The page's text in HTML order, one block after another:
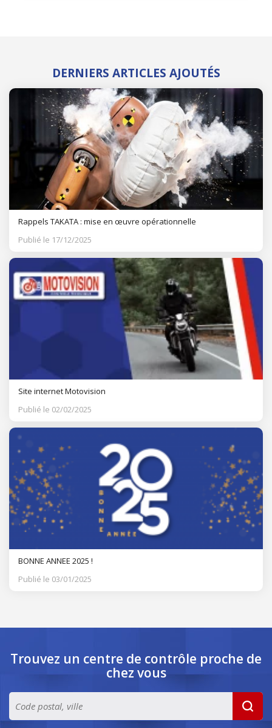
DERNIERS ARTICLES AJOUTÉS
Rappels TAKATA : mise en œuvre opérationnelle
Publié le 17/12/2025
Site internet Motovision
Publié le 02/02/2025
BONNE ANNEE 2025 !
Publié le 03/01/2025
Trouvez un centre de contrôle proche de
chez vous